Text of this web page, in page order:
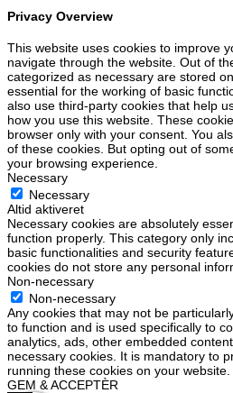
Privacy Overview
This website uses cookies to improve
navigate through the website. Out of
categorized as necessary are stored
essential for the working of basic
also use third-party cookies that help
how you use this website. These
browser only with your consent. You
of these cookies. But opting out of
your browsing experience.
Necessary
Necessary
Altid aktiveret
Necessary cookies are absolutely
function properly. This category only
basic functionalities and security
cookies do not store any personal
Non-necessary
Non-necessary
Any cookies that may not be
to function and is used specifically to
analytics, ads, other embedded
necessary cookies. It is mandatory to
running these cookies on your website.
GEM & ACCEPTÈR